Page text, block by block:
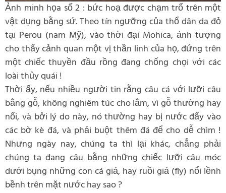
Ảnh minh họa số 2 : bức hoạ được chạm trổ trên một
vật dụng bằng sứ. Theo tín ngưỡng của thổ dân da đỏ
tại Perou (nam Mỹ), vào thời đại Mohica, ảnh tượng
cho thấy cảnh quan một vị thần linh của họ, đứng trên
một chiếc thuyền đầu rồng đang chống chọi với các
loài thủy quái !
Thời ấy, nếu nhiều người tin rằng câu cá với lưỡi câu
bằng gỗ, không nghiêm túc cho lắm, vì gỗ thường hay
nổi, và bởi lý do này, nó thường hay bị nước đẩy vào
các bờ kè đá, và phải buột thêm đá để cho dễ chìm !
Nhưng ngày nay, chúng ta thì lại khác, chẳng phải
chúng ta đang câu bằng những chiếc lưỡi câu móc
dưới bụng những con cá giả, hay ruồi giả (fly) nổi lềnh
bềnh trên mặt nước hay sao ?